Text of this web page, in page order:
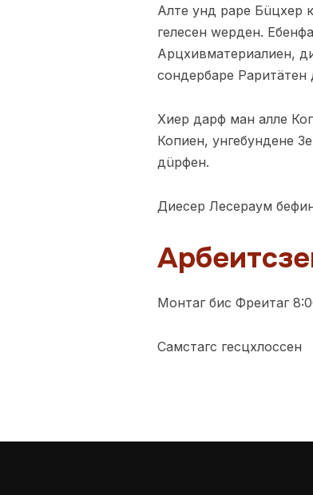
Алте унд раре Бüцхер
гелесен wерден.
Арцхивматериалиен,
сондербаре
Хиер дарф ман алле
Копиен, унгебундене
дüрфен.
Диесер Лесераум
Монтаг бис Фреитаг
Самстагс гесцхлоссен